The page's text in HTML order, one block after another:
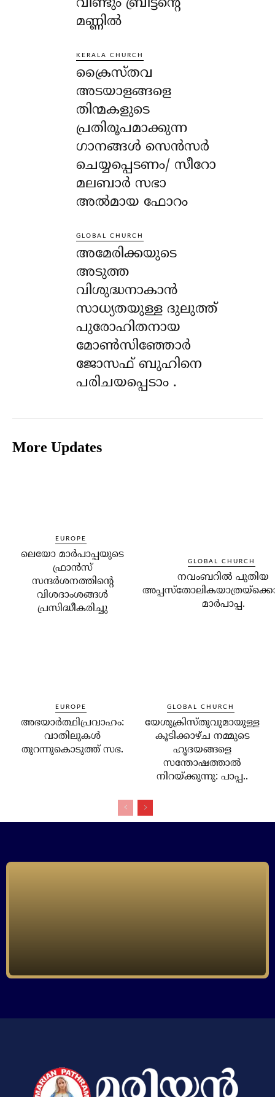
മണ്ണിൽ
KERALA CHURCH
ക്രൈസ്തവ
അടയാളങ്ങളെ
തിന്മകളുടെ
പ്രതിരൂപമാക്കുന്ന
ഗാനങ്ങൾ സെൻസർ
ചെയ്യപ്പെടണം/ സീറോ
മലബാർ സഭാ
അൽമായ ഫോറം
GLOBAL CHURCH
അമേരിക്കയുടെ
അടുത്ത
വിശുദ്ധനാകാൻ
സാധ്യതയുള്ള ദുലുത്ത്
പുരോഹിതനായ
മോൺസിഞ്ഞോർ
ജോസഫ് ബുഹിനെ
പരിചയപ്പെടാം .
More Updates
EUROPE
ലെയോ മാര്‍പാപ്പയുടെ
ഫ്രാന്‍സ്
സന്ദര്‍ശനത്തിന്റെ
വിശദാംശങ്ങള്‍
പ്രസിദ്ധീകരിച്ചു
GLOBAL CHURCH
നവംബറില്‍ പുതിയ
മാര്‍പാപ്പ.
EUROPE
അഭയാര്‍ത്ഥിപ്രവാഹം:
വാതിലുകള്‍
തുറന്നുകൊടുത്ത് സഭ.
GLOBAL CHURCH
യേശുക്രിസ്തുവുമായുള്ള
കൂടിക്കാഴ്ച നമ്മുടെ
ഹൃദയങ്ങളെ
സന്തോഷത്താല്‍
നിറയ്ക്കുന്നു: പാപ്പ..